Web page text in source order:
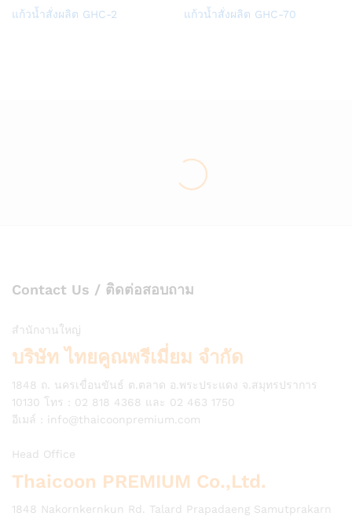
Add
แก้วน้ำสั่งผลิต GHC-2
Add
แก้วน้ำสั่งผลิต GHC-70
Contact Us / ติดต่อสอบถาม
สำนักงานใหญ่
บริษัท ไทยคูณพรีเมี่ยม จำกัด
1848 ถ. นครเขื่อนขันธ์ ต.ตลาด อ.พระประแดง จ.สมุทรปราการ
10130 โทร : 02 818 4368 และ 02 463 1750
อีเมล์ : info@thaicoonpremium.com
Head Office
Thaicoon PREMIUM Co.,Ltd.
1848 Nakornkernkun Rd. Talard Prapadaeng Samutprakarn